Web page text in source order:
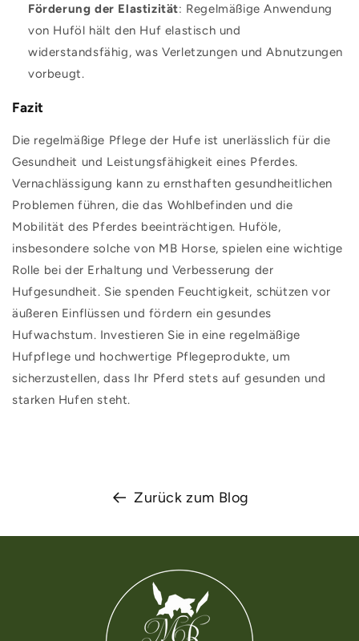
Förderung der Elastizität: Regelmäßige Anwendung
von Huföl hält den Huf elastisch und
widerstandsfähig, was Verletzungen und Abnutzungen
vorbeugt.
Fazit
Die regelmäßige Pflege der Hufe ist unerlässlich für die
Gesundheit und Leistungsfähigkeit eines Pferdes.
Vernachlässigung kann zu ernsthaften gesundheitlichen
Problemen führen, die das Wohlbefinden und die
Mobilität des Pferdes beeinträchtigen. Huföle,
insbesondere solche von MB Horse, spielen eine wichtige
Rolle bei der Erhaltung und Verbesserung der
Hufgesundheit. Sie spenden Feuchtigkeit, schützen vor
äußeren Einflüssen und fördern ein gesundes
Hufwachstum. Investieren Sie in eine regelmäßige
Hufpflege und hochwertige Pflegeprodukte, um
sicherzustellen, dass Ihr Pferd stets auf gesunden und
starken Hufen steht.
Zurück zum Blog